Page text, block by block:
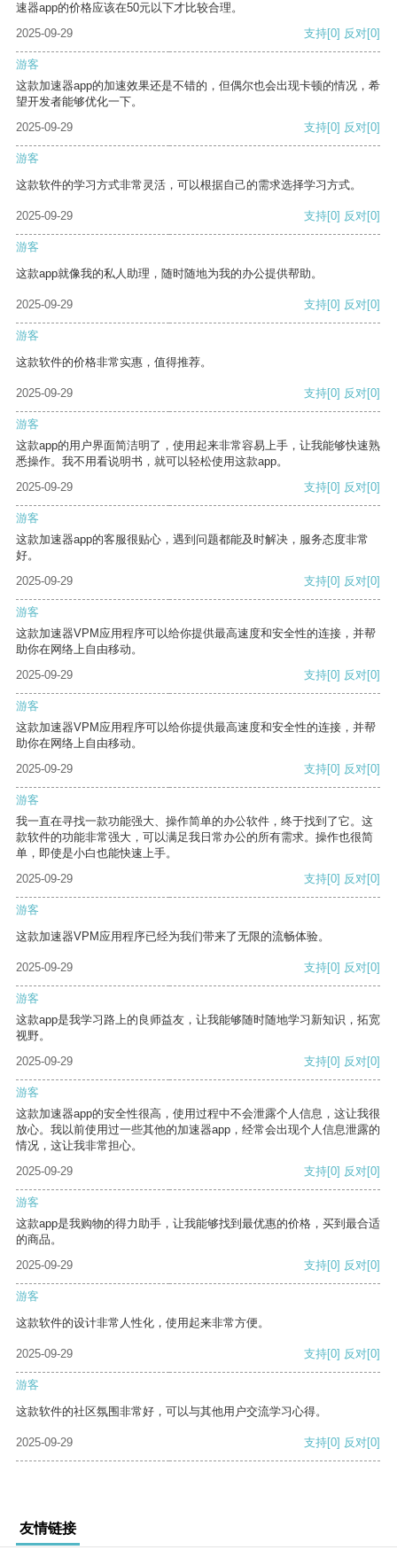
速器app的价格应该在50元以下才比较合理。
2025-09-29
支持[0] 反对[0]
游客
这款加速器app的加速效果还是不错的，但偶尔也会出现卡顿的情况，希
望开发者能够优化一下。
2025-09-29
支持[0] 反对[0]
游客
这款软件的学习方式非常灵活，可以根据自己的需求选择学习方式。
2025-09-29 支持[0] 反对[0]
游客
这款app就像我的私人助理，随时随地为我的办公提供帮助。
2025-09-29 支持[0] 反对[0]
游客
这款软件的价格非常实惠，值得推荐。
2025-09-29 支持[0] 反对[0]
游客
这款app的用户界面简洁明了，使用起来非常容易上手，让我能够快速熟
悉操作。我不用看说明书，就可以轻松使用这款app。
2025-09-29
支持[0] 反对[0]
游客
这款加速器app的客服很贴心，遇到问题都能及时解决，服务态度非常
好。
2025-09-29
支持[0] 反对[0]
游客
这款加速器VPM应用程序可以给你提供最高速度和安全性的连接，并帮
助你在网络上自由移动。
2025-09-29
支持[0] 反对[0]
游客
这款加速器VPM应用程序可以给你提供最高速度和安全性的连接，并帮
助你在网络上自由移动。
2025-09-29
支持[0] 反对[0]
游客
我一直在寻找一款功能强大、操作简单的办公软件，终于找到了它。这
款软件的功能非常强大，可以满足我日常办公的所有需求。操作也很简
单，即使是小白也能快速上手。
2025-09-29
支持[0] 反对[0]
游客
这款加速器VPM应用程序已经为我们带来了无限的流畅体验。
2025-09-29 支持[0] 反对[0]
游客
这款app是我学习路上的良师益友，让我能够随时随地学习新知识，拓宽
视野。
2025-09-29
支持[0] 反对[0]
游客
这款加速器app的安全性很高，使用过程中不会泄露个人信息，这让我很
放心。我以前使用过一些其他的加速器app，经常会出现个人信息泄露的
情况，这让我非常担心。
2025-09-29
支持[0] 反对[0]
游客
这款app是我购物的得力助手，让我能够找到最优惠的价格，买到最合适
的商品。
2025-09-29
支持[0] 反对[0]
游客
这款软件的设计非常人性化，使用起来非常方便。
2025-09-29 支持[0] 反对[0]
游客
这款软件的社区氛围非常好，可以与其他用户交流学习心得。
2025-09-29 支持[0] 反对[0]
友情链接